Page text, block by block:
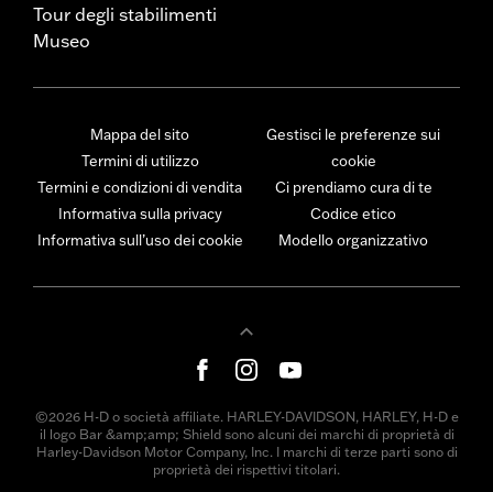
Tour degli stabilimenti
Museo
Mappa del sito
Termini di utilizzo
Termini e condizioni di vendita
Informativa sulla privacy
Informativa sull’uso dei cookie
Gestisci le preferenze sui
cookie
Ci prendiamo cura di te
Codice etico
Modello organizzativo
©2026 H-D o società affiliate. HARLEY-DAVIDSON, HARLEY, H-D e
il logo Bar &amp;amp; Shield sono alcuni dei marchi di proprietà di
Harley-Davidson Motor Company, Inc. I marchi di terze parti sono di
proprietà dei rispettivi titolari.